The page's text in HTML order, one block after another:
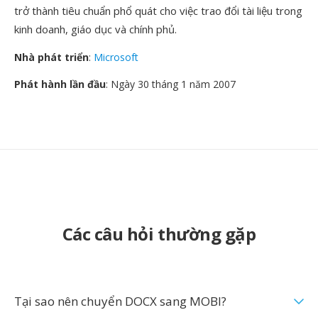
trở thành tiêu chuẩn phổ quát cho việc trao đổi tài liệu trong
kinh doanh, giáo dục và chính phủ.
Nhà phát triển: Microsoft
Phát hành lần đầu: Ngày 30 tháng 1 năm 2007
Các câu hỏi thường gặp
Tại sao nên chuyển DOCX sang MOBI?